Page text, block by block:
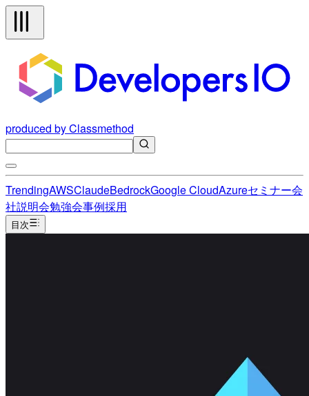
produced by Classmethod
TrendingAWSClaudeBedrockGoogle CloudAzureセミナー会
社説明会勉強会事例採用
目次